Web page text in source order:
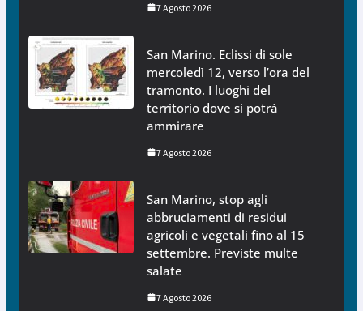
7 Agosto 2026
San Marino. Eclissi di sole
mercoledì 12, verso l’ora del
tramonto. I luoghi del
territorio dove si potrà
ammirare
7 Agosto 2026
San Marino, stop agli
abbruciamenti di residui
agricoli e vegetali fino al 15
settembre. Previste multe
salate
7 Agosto 2026